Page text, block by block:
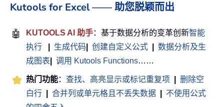
Kutools for Excel —— 助您脱颖而出
🤖 KUTOOLS AI 助手：基于数据分析的变革创新智能
执行
生成代码 创建自定义公式
数据分析及生
成图表
调用 Kutools Functions……
热门功能： 查找、高亮显示或标记重复项
删除空
白行
合并列或单元格且不丢失数据
不使用公式